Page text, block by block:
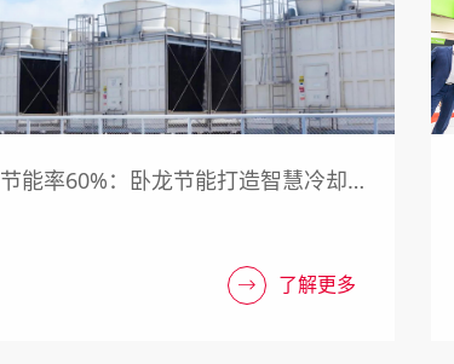
节能率60%：卧龙节能打造智慧冷却
了解更多